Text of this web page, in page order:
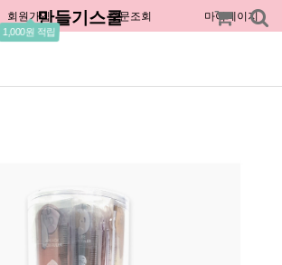
회원가입
1,000원 적립
주문조회 마이페이지
만들기스쿨